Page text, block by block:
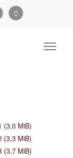
(3,0 MiB)
(3,3 MiB)
(3,7 MiB)